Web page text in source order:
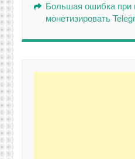
Большая ошибка при
монетизировать